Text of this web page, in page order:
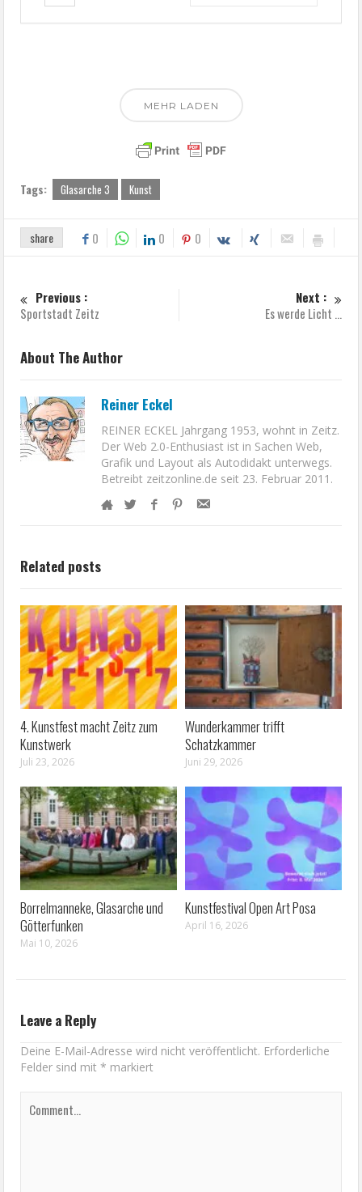
MEHR LADEN
Tags: Glasarche 3 Kunst
share 0 0 0
Previous :
Sportstadt Zeitz
Next :
Es werde Licht …
About The Author
Reiner Eckel
REINER ECKEL Jahrgang 1953, wohnt in Zeitz.
Der Web 2.0-Enthusiast ist in Sachen Web,
Grafik und Layout als Autodidakt unterwegs.
Betreibt zeitzonline.de seit 23. Februar 2011.
Related posts
4. Kunstfest macht Zeitz zum
Kunstwerk
Juli 23, 2026
Wunderkammer trifft
Schatzkammer
Juni 29, 2026
Borrelmanneke, Glasarche und
Götterfunken
Mai 10, 2026
Kunstfestival Open Art Posa
April 16, 2026
Leave a Reply
Deine E-Mail-Adresse wird nicht veröffentlicht. Erforderliche
Felder sind mit* markiert